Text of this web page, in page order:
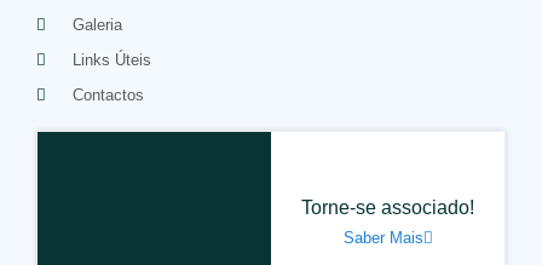
Galeria
Links Úteis
Contactos
Torne-se associado!
Saber Mais